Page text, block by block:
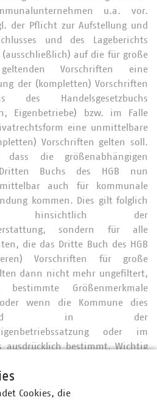
u.a. vor.
der Pflicht zur Aufstellung und
und des Lageberichts
(ausschließlich) auf die für große
geltenden Vorschriften eine
der (kompletten) Vorschriften
Handelsgesetzbuchs
Eigenbetriebe) bzw. im Falle
eine unmittelbare
Vorschriften gelten soll.
die größenabhängigen
Buchs des HGB nun
auch für kommunale
kommen. Dies gilt folglich
der
sondern für alle
die das Dritte Buch des HGB
Vorschriften für große
dann nicht mehr ungefiltert,
Größenmerkmale
wenn die Kommune dies
und in der
Eigenbetriebssatzung oder im
ausdrücklich bestimmt. Wichtig
einer großen
§ 267 des Handelsgesetzbuchs
Cookies, die